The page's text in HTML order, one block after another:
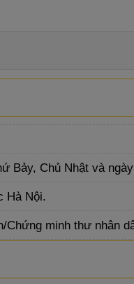
Bảy, Chủ Nhật và
Hà Nội.
Chứng minh thư nhân